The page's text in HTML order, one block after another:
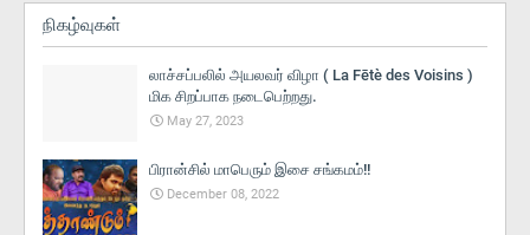
நிகழ்வுகள்
லாச்சப்பலில் அயலவர் விழா ( La Fētè des Voisins )
மிக சிறப்பாக நடைபெற்றது.
May 27, 2023
பிரான்சில் மாபெரும் இசை சங்கமம்!!
December 08, 2022